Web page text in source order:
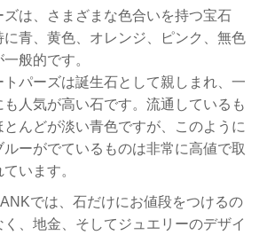
ズは、さまざまな色合いを持つ宝石
に青、黄色、オレンジ、ピンク、無色
般的です。
トパーズは誕生石として親しまれ、一
も人気が高い石です。流通しているも
とんどが淡い青色ですが、このように
ルーがでているものは非常に高値で取
います。
では、石だけにお値段をつけるの
く、地金、そしてジュエリーのデザイ